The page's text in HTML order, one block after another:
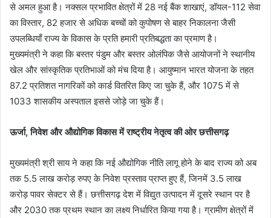
से अमल हुआ है। नक्सल प्रभावित क्षेत्रों में 28 नई बैंक शाखाएं, डॉयल-112 सेवा
का विस्तार, 82 हजार से अधिक बच्चों को कुपोषण से बाहर निकालना जैसी
उपलब्धियाँ राज्य के विकास के प्रति हमारी प्रतिबद्धता का प्रमाण है।
मुख्यमंत्री ने कहा कि बस्तर पंडुम और बस्तर ओलंपिक जैसे आयोजनों ने स्थानीय
खेल और सांस्कृतिक प्रतिभाओं को मंच दिया है। आयुष्मान भारत योजना के तहत
87.2 प्रतिशत नागरिकों को कार्ड वितरित किए जा चुके हैं, और 1075 में से
1033 शासकीय अस्पताल इससे जोड़े जा चुके हैं।
ऊर्जा, निवेश और औद्योगिक विकास में राष्ट्रीय नेतृत्व की ओर छत्तीसगढ़
मुख्यमंत्री श्री साय ने कहा कि नई औद्योगिक नीति लागू होने के बाद राज्य को अब
तक 5.5 लाख करोड़ रुपए के निवेश प्रस्ताव प्राप्त हुए हैं, जिनमें 3.5 लाख
करोड़ पावर सेक्टर से हैं। छत्तीसगढ़ देश में विद्युत उत्पादन में दूसरे स्थान पर है
और 2030 तक प्रथम स्थान का लक्ष्य निर्धारित किया गया है। ग्रामीण क्षेत्रों में